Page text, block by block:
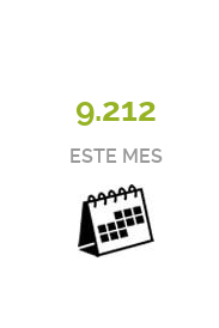
9.212
ESTE MES